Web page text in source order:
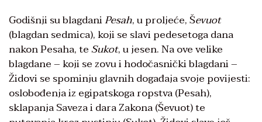
Godišnji su blagdaniPesah, u proljeće, Ševuot
(blagdan sedmica), koji se slavi pedesetoga dana
nakon Pesaha, teSukot, u jesen. Na ove velike
blagdane – koji se zovu i hodočasnički blagdani –
Židovi se spominju glavnih događaja svoje povijesti:
oslobođenja iz egipatskoga ropstva (Pesah),
sklapanja Saveza i dara Zakona (Ševuot) te